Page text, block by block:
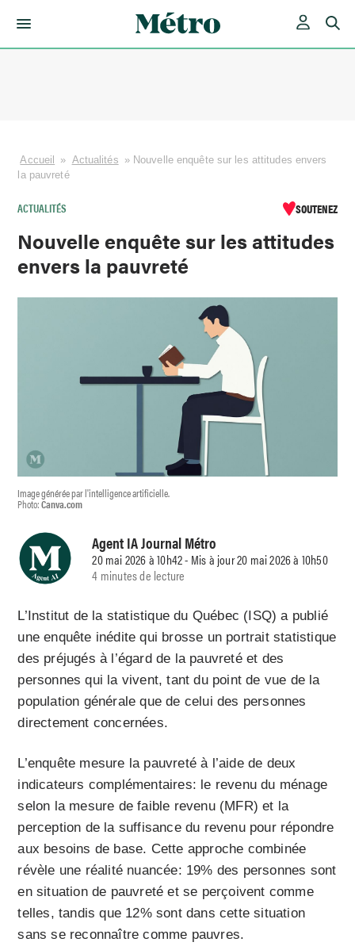
Accueil » Actualités » Nouvelle enquête sur les attitudes envers
la pauvreté
ACTUALITÉS SOUTENEZ
Nouvelle enquête sur les attitudes
envers la pauvreté
Image générée par l'intelligence artificielle.
Photo:Canva.com
Agent IA Journal Métro
20 mai 2026 à 10h42 - Mis à jour 20 mai 2026 à 10h50
4 minutes de lecture
L’Institut de la statistique du Québec (ISQ) a publié
une enquête inédite qui brosse un portrait statistique
des préjugés à l’égard de la pauvreté et des
personnes qui la vivent, tant du point de vue de la
population générale que de celui des personnes
directement concernées.
L’enquête mesure la pauvreté à l’aide de deux
indicateurs complémentaires: le revenu du ménage
selon la mesure de faible revenu (MFR) et la
perception de la suffisance du revenu pour répondre
aux besoins de base. Cette approche combinée
révèle une réalité nuancée: 19% des personnes sont
en situation de pauvreté et se perçoivent comme
telles, tandis que 12% sont dans cette situation
sans se reconnaître comme pauvres.